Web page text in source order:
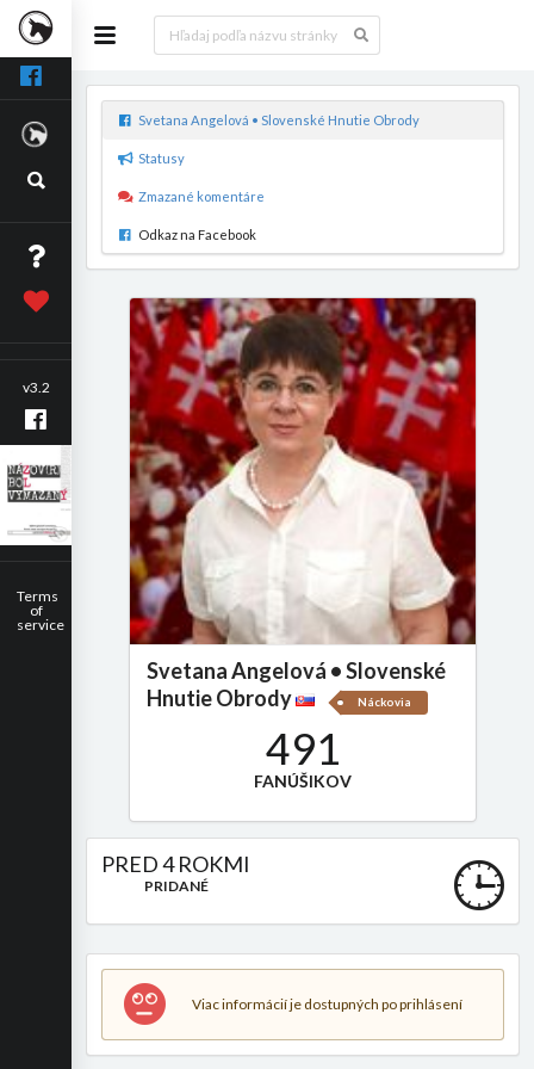
v3.2
Terms
of
service
Svetana Angelová • Slovenské Hnutie Obrody
Statusy
Zmazané komentáre
Odkaz na Facebook
Svetana Angelová • Slovenské
Hnutie Obrody
Náckovia
491
FANÚŠIKOV
PRED 4 ROKMI
PRIDANÉ
Viac informácií je dostupných po prihlásení